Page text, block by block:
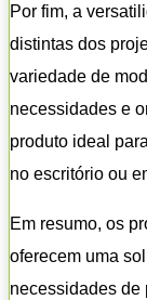
Por fim, a
distintas dos
variedade de
necessidades e
produto ideal
no escritório ou
Em resumo, os
oferecem uma
necessidades de